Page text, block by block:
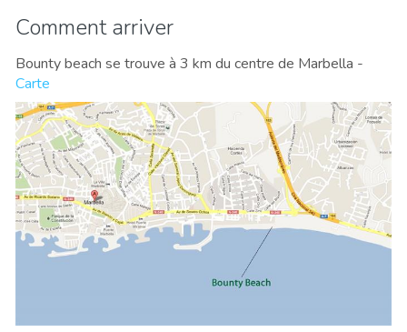
Comment arriver
Bounty beach se trouve à 3 km du centre de Marbella -
Carte